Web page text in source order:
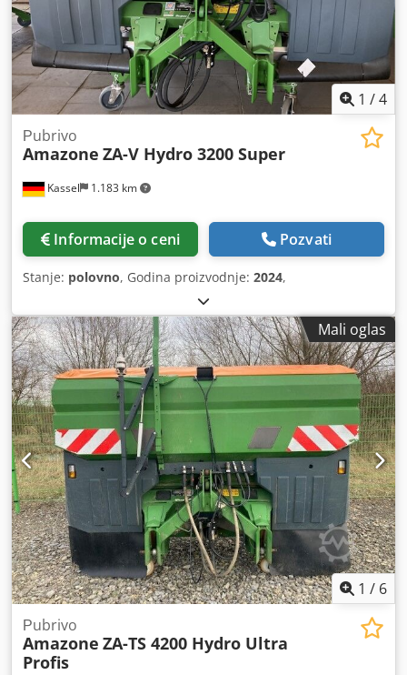
1 /4
Kassel 1.183 km
Рubrivo
Amazone ZA-V Hydro 3200 Super
Informacije o ceni Pozvati
Stanje: polovno, Godina proizvodnje: 2024,
Mali oglas
1 / 6
Рubrivo
Amazone ZA-TS 4200 Hydro Ultra
Profis